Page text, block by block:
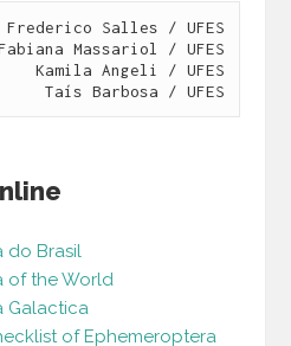
Frederico Salles / UFES
Massariol / UFES
Kamila Angeli / UFES
Taís Barbosa / UFES
do Brasil
of the World
Galactica
of Ephemeroptera